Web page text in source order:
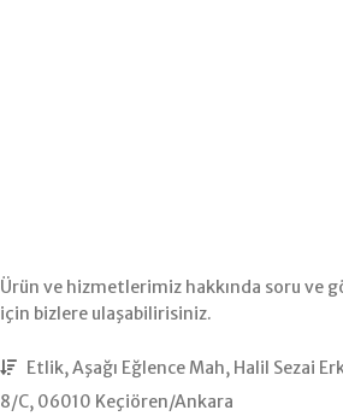
Ürün ve hizmetlerimiz hakkında soru ve
için bizlere ulaşabilirisiniz.
Etlik, Aşağı Eğlence Mah, Halil Sezai
8/C, 06010 Keçiören/Ankara